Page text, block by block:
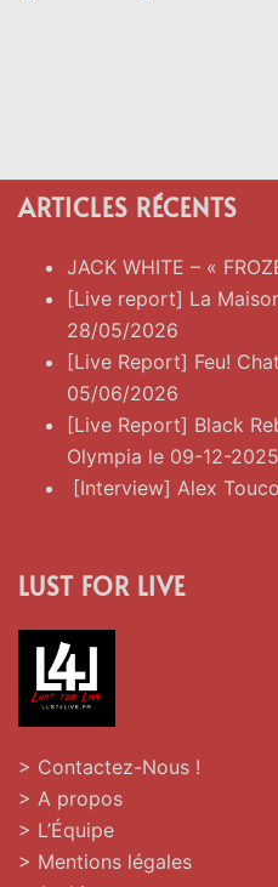
ARTICLES RÉCENTS
JACK WHITE – «
[Live report] La
28/05/2026
[Live Report] Feu!
05/06/2026
[Live Report] Black
Olympia le 09-12-2025
[Interview] Alex
LUST FOR LIVE
> Contactez-Nous !
> A propos
> L’Équipe
> Mentions légales